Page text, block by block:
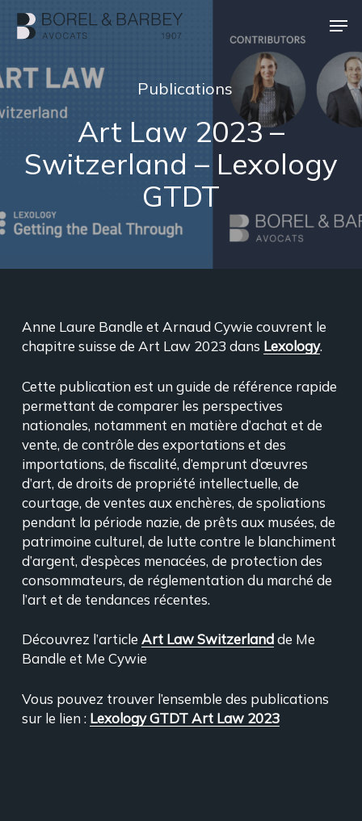
principal
Publications
Art Law 2023 –
Switzerland – Lexology
GTDT
Anne Laure Bandle et Arnaud Cywie couvrent le
chapitre suisse de Art Law 2023 dans Lexology.
Cette publication est un guide de référence rapide
permettant de comparer les perspectives
nationales, notamment en matière d’achat et de
vente, de contrôle des exportations et des
importations, de fiscalité, d’emprunt d’œuvres
d’art, de droits de propriété intellectuelle, de
courtage, de ventes aux enchères, de spoliations
pendant la période nazie, de prêts aux musées, de
patrimoine culturel, de lutte contre le blanchiment
d’argent, d’espèces menacées, de protection des
consommateurs, de réglementation du marché de
l’art et de tendances récentes.
Découvrez l’article Art Law Switzerlandde Me
Bandle et Me Cywie
Vous pouvez trouver l’ensemble des publications
sur le lien : Lexology GTDT Art Law 2023
le
menu